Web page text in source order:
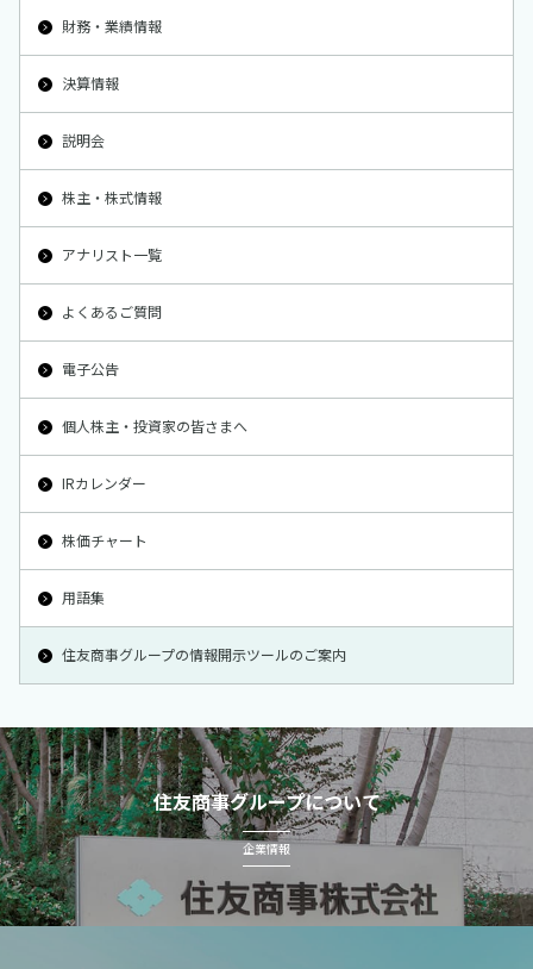
財務・業績情報
決算情報
説明会
株主・株式情報
アナリスト一覧
よくあるご質問
電子公告
個人株主・投資家の皆さまへ
IRカレンダー
株価チャート
用語集
住友商事グループの情報開示ツールのご案内
住友商事グループについて
企業情報